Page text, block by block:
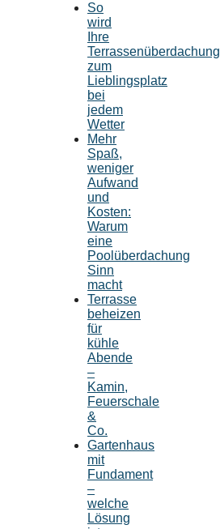
So
wird
Ihre
Terrassenüberdachung
zum
Lieblingsplatz
bei
jedem
Wetter
Mehr
Spaß,
weniger
Aufwand
und
Kosten:
Warum
eine
Poolüberdachung
Sinn
macht
Terrasse
beheizen
für
kühle
Abende
–
Kamin,
Feuerschale
&
Co.
Gartenhaus
mit
Fundament
–
welche
Lösung